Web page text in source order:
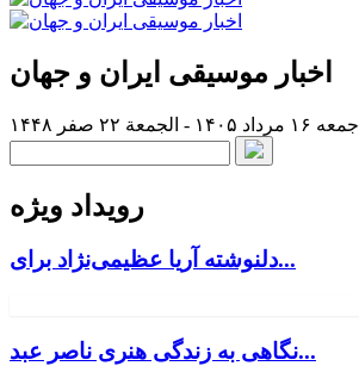
اخبار موسیقی ایران و جهان
جمعه ۱۶ مرداد ۱۴۰۵ - الجمعة ۲۲ صفر ۱۴۴۸
رویداد ویژه
دلنوشته آریا عظیمی‌نژاد برای...
نگاهی به زندگی هنری ناصر عبد...